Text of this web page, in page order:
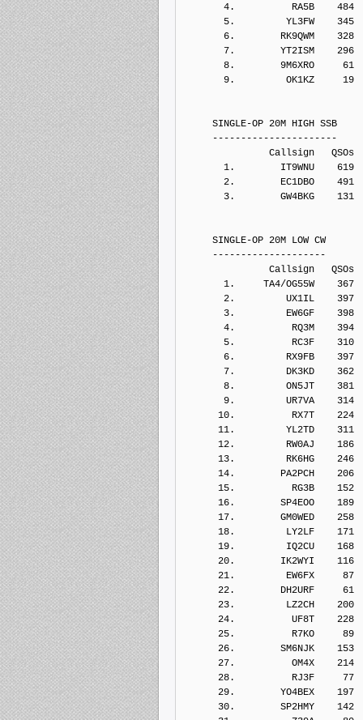
4.          RA5B    484
5.         YL3FW    345
6.        RK9QWM    328
7.        YT2ISM    296
8.        9M6XRO     61
9.         OK1KZ     19
SINGLE-OP 20M HIGH SSB
----------------------
Callsign   QSOs  Points
1.        IT9WNU    619
2.        EC1DBO    491
3.        GW4BKG    131
SINGLE-OP 20M LOW CW
--------------------
Callsign   QSOs  Points
1.     TA4/OG55W    367
2.         UX1IL    397
3.         EW6GF    398
4.          RQ3M    394
5.          RC3F    310
6.         RX9FB    397
7.         DK3KD    362
8.         ON5JT    381
9.         UR7VA    314
10.          RX7T    224
11.         YL2TD    311
12.         RW0AJ    186
13.         RK6HG    246
14.        PA2PCH    206
15.          RG3B    152
16.        SP4EOO    189
17.        GM0WED    258
18.         LY2LF    171
19.         IQ2CU    168
20.        IK2WYI    116
21.         EW6FX     87
22.        DH2URF     61
23.         LZ2CH    200
24.          UF8T    228
25.          R7KO     89
26.        SM6NJK    153
27.          OM4X    214
28.          RJ3F     77
29.        YO4BEX    197
30.        SP2HMY    142